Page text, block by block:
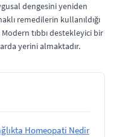
dengesini yeniden
remedilerin kullanıldığı
tıbbı destekleyici bir
yerini almaktadır.
Homeopati Nedir